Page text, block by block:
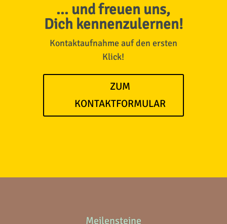
... und freuen uns,
Dich kennenzulernen!
Kontaktaufnahme auf den ersten
Klick!
ZUM
KONTAKTFORMULAR